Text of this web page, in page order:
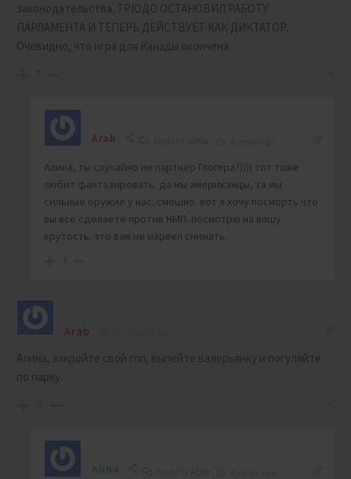
законодательства. ТРЮДО ОСТАНОВИЛ РАБОТУ
ПАРЛАМЕНТА И ТЕПЕРЬ ДЕЙСТВУЕТ КАК ДИКТАТОР.
Очевидно, что игра для Канады окончена.
7
Arab Alina
Алина, ты случайно не партнер Глогера?)))) тот тоже
любит фантазировать. да мы американцы, та мы
сильные оружие у нас..смешно. вот я хочу посморть что
вы все сделаете против НМП. посмотрю на вашу
крутость. это вам не марвел снимать.
7
Arab
Алина, закройте свой глп, выпейте валерьянку и погуляйте
по парку.
Alina Arab